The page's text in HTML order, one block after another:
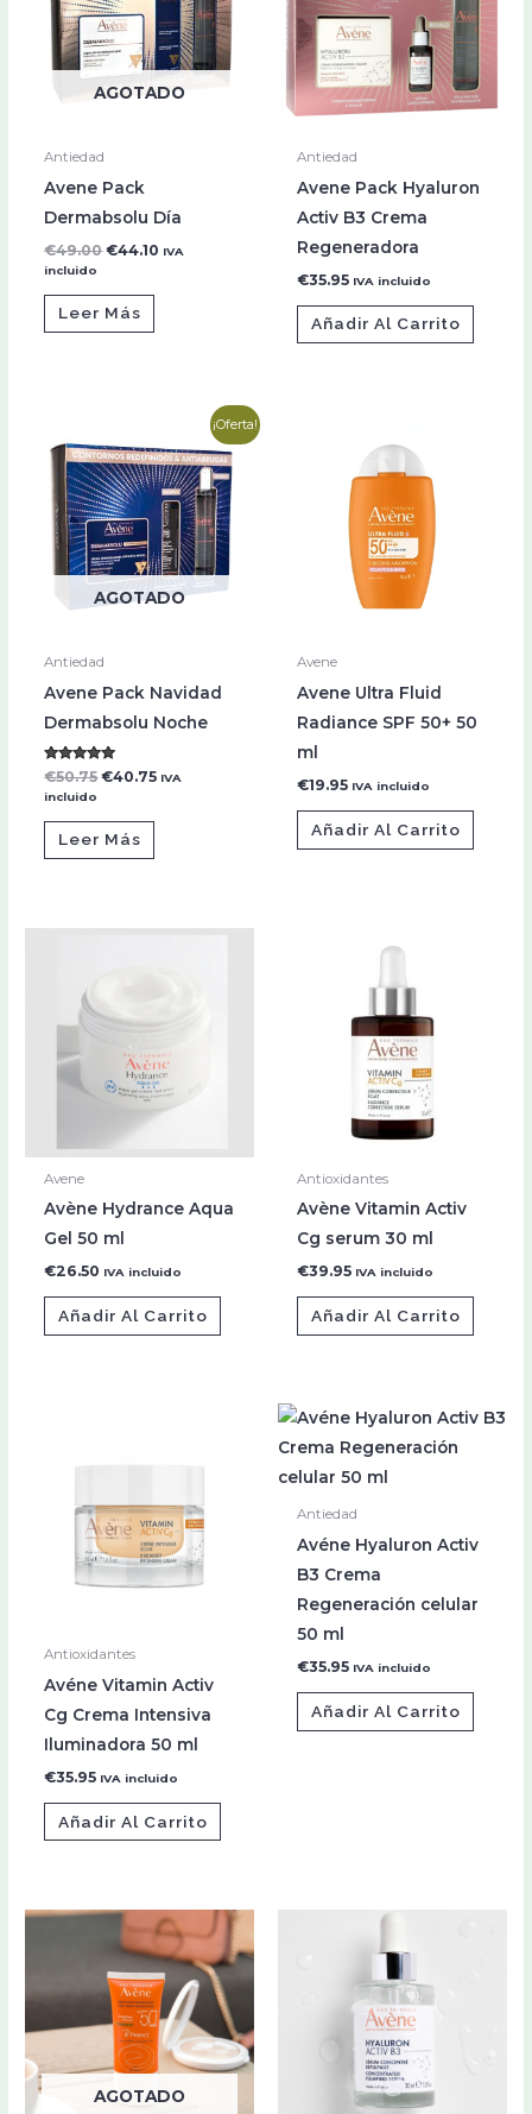
AGOTADO
Antiedad
Avene Pack
Dermabsolu Día
€49.00 €44.10 IVA
incluido
Leer Más
Antiedad
Avene Pack Hyaluron
Activ B3 Crema
Regeneradora
€35.95 IVA incluido
Añadir Al Carrito
¡Oferta!
AGOTADO
Antiedad
Avene Pack Navidad
Dermabsolu Noche
Valorado con
5.00
de 5
€50.75
original
era:
€50.75.
€40.75
actual
es:
€40.75.
IVA
incluido
Leer Más
Avene
Avene Ultra Fluid
Radiance SPF 50+ 50
ml
€19.95 IVA incluido
Añadir Al Carrito
Avene
Avène Hydrance Aqua
Gel 50 ml
€26.50 IVA incluido
Añadir Al Carrito
Antioxidantes
Avène Vitamin Activ
Cg serum 30 ml
€39.95 IVA incluido
Añadir Al Carrito
Antioxidantes
Avéne Vitamin Activ
Cg Crema Intensiva
Iluminadora 50 ml
€35.95 IVA incluido
Añadir Al Carrito
Antiedad
Avéne Hyaluron Activ
B3 Crema
Regeneración celular
50 ml
€35.95 IVA incluido
Añadir Al Carrito
AGOTADO